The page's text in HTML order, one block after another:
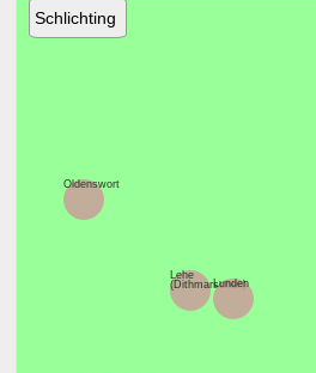
Schlichting
Lehe
(Dithmarschen)
Lunden
Oldenswort